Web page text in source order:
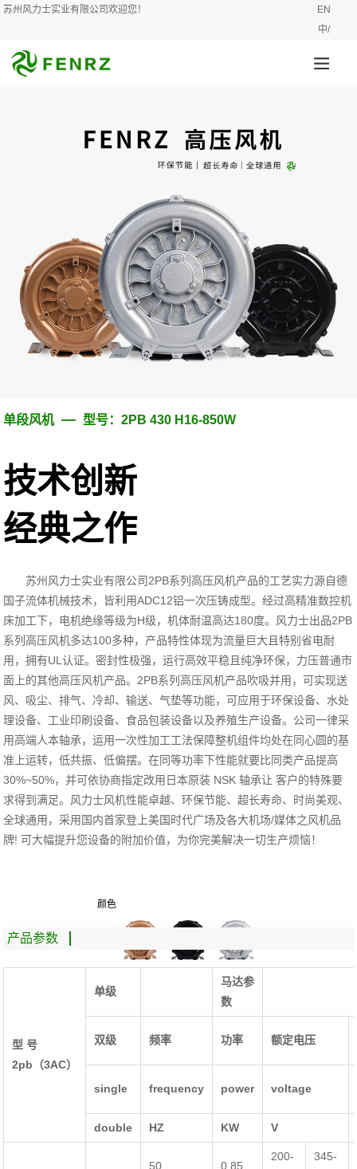
苏州风力士实业有限公司欢迎您！
EN
中/
单段风机 — 型号：2PB 430 H16-850W
技术创新
经典之作
苏州风力士实业有限公司2PB系列高压风机产品的工艺实力源自德
国子流体机械技术，皆利用ADC12铝一次压铸成型。经过高精准数控机
床加工下，电机绝缘等级为H级，机体耐温高达180度。风力士出品2PB
系列高压风机多达100多种，产品特性体现为流量巨大且特别省电耐
用，拥有UL认证。密封性极强，运行高效平稳且纯净环保，力压普通市
面上的其他高压风机产品。2PB系列高压风机产品吹吸并用，可实现送
风、吸尘、排气、冷却、输送、气垫等功能，可应用于环保设备、水处
理设备、工业印刷设备、食品包装设备以及养殖生产设备。公司一律采
用高端人本轴承，运用一次性加工工法保障整机组件均处在同心圆的基
准上运转，低共振、低偏摆。在同等功率下性能就要比同类产品提高
30%~50%，并可依协商指定改用日本原装 NSK轴承让 客户的特殊要
求得到满足。风力士风机性能卓越、环保节能、超长寿命、时尚美观、
全球通用，采用国内首家登上美国时代广场及各大机场/媒体之风机品
牌!可大幅提升您设备的附加价值，为你完美解决一切生产烦恼！
颜色
产品参数
型 号
2pb（3AC）
单级
马达参
数
双级 频率 功率 额定电压
single frequency power voltage
double HZ KW V
50 0.85
200-
345-